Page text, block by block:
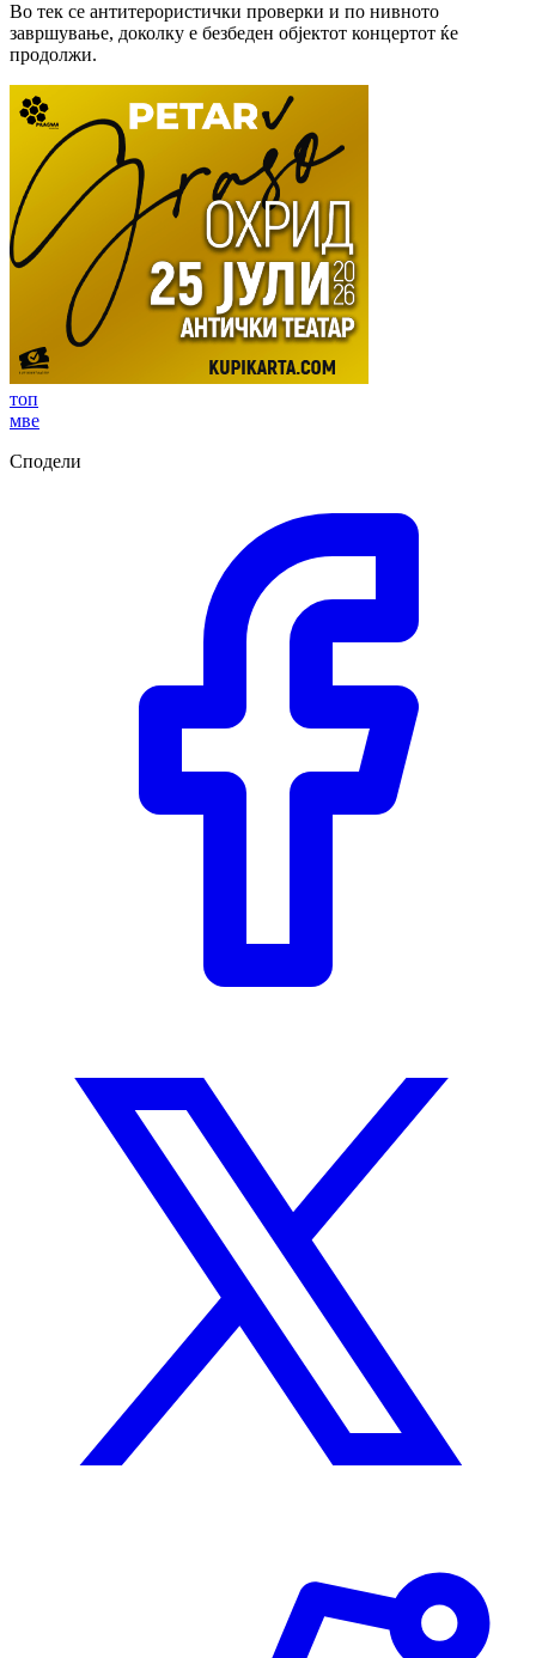
Во тек се антитерористички проверки и по нивното
завршување, доколку е безбеден објектот концертот ќе
продолжи.
топ
мве
Сподели